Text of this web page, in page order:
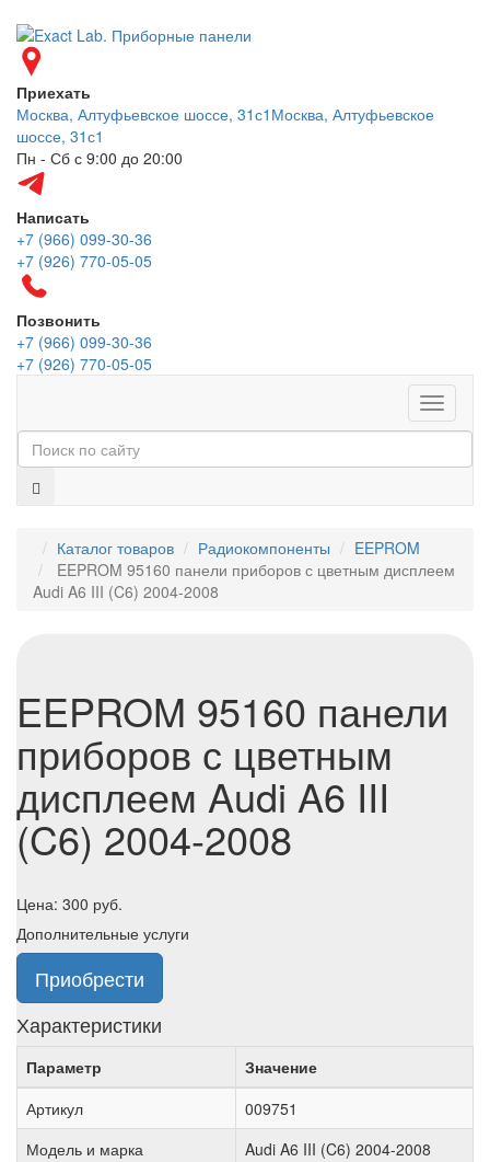
Приехать
Москва, Алтуфьевское шоссе, 31с1 Москва, Алтуфьевское
шоссе, 31с1
Пн - Сб с 9:00 до 20:00
Написать
+7 (966) 099-30-36
+7 (926) 770-05-05
Позвонить
+7 (966) 099-30-36
+7 (926) 770-05-05
Меню
Каталог товаров Радиокомпоненты
EEPROM
EEPROM 95160 панели приборов с цветным дисплеем
Audi A6 III (C6) 2004-2008
EEPROM 95160 панели
приборов с цветным
дисплеем Audi A6 III
(C6) 2004-2008
Цена: 300 руб.
Дополнительные услуги
Приобрести
Характеристики
Параметр
Значение
Артикул
009751
Модель и марка
Audi A6 III (C6) 2004-2008